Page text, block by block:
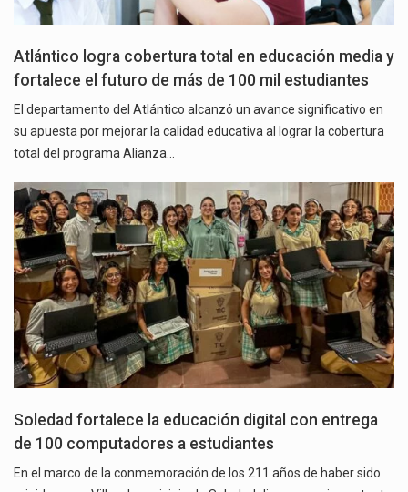
Atlántico logra cobertura total en educación media y
fortalece el futuro de más de 100 mil estudiantes
El departamento del Atlántico alcanzó un avance significativo en
su apuesta por mejorar la calidad educativa al lograr la cobertura
total del programa Alianza…
Soledad fortalece la educación digital con entrega
de 100 computadores a estudiantes
En el marco de la conmemoración de los 211 años de haber sido